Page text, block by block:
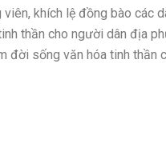
khích lệ đồng bào các
thần cho người dân địa
đời sống văn hóa tinh thần